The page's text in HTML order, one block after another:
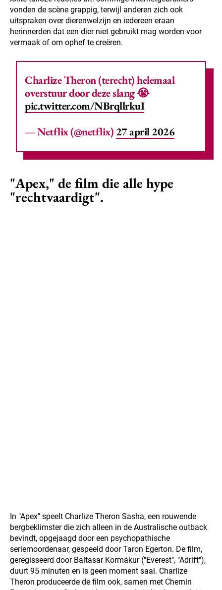
vonden de scène grappig, terwijl anderen zich ook
uitspraken over dierenwelzijn en iedereen eraan
herinnerden dat een dier niet gebruikt mag worden voor
vermaak of om ophef te creëren.
Charlize Theron (terecht) helemaal
overstuur door deze slang 😭
pic.twitter.com/NBrqllrkuI
— Netflix (@netflix) 27 april 2026
"Apex," de film die alle hype
"rechtvaardigt".
In "Apex" speelt Charlize Theron Sasha, een rouwende
bergbeklimster die zich alleen in de Australische outback
bevindt, opgejaagd door een psychopathische
seriemoordenaar, gespeeld door Taron Egerton. De film,
geregisseerd door Baltasar Kormákur ("Everest", "Adrift"),
duurt 95 minuten en is geen moment saai. Charlize
Theron produceerde de film ook, samen met Chernin